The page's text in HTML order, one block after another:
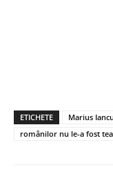
ETICHETE
Marius
românilor nu le-a fost